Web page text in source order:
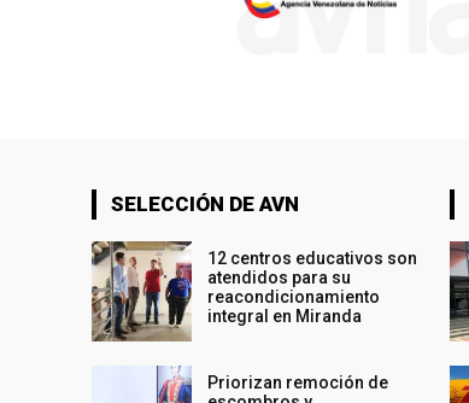
SELECCIÓN DE AVN
12 centros educativos son
atendidos para su
reacondicionamiento
integral en Miranda
Priorizan remoción de